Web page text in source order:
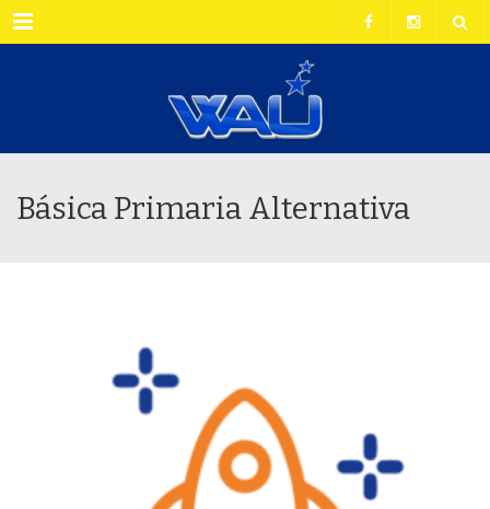
Menu
Básica Primaria Alternativa